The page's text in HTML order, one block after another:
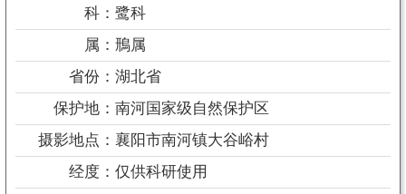
科： 鹭科
属： 鳽属
省份： 湖北省
保护地： 南河国家级自然保护区
摄影地点： 襄阳市南河镇大谷峪村
经度： 仅供科研使用